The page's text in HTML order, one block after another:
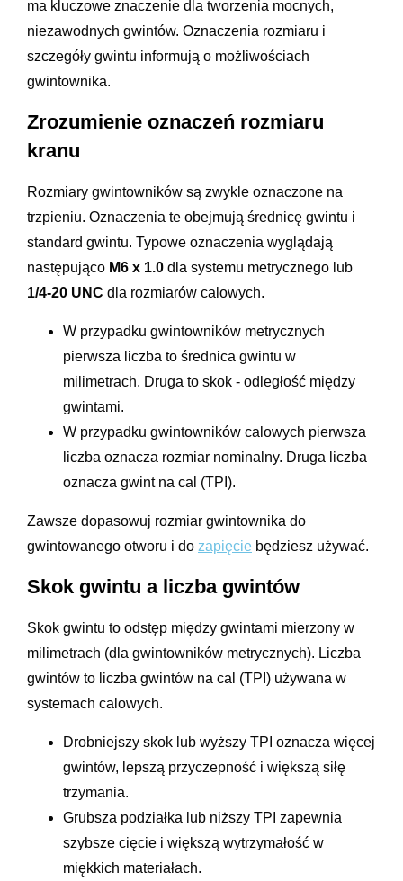
ma kluczowe znaczenie dla tworzenia mocnych,
niezawodnych gwintów. Oznaczenia rozmiaru i
szczegóły gwintu informują o możliwościach
gwintownika.
Zrozumienie oznaczeń rozmiaru
kranu
Rozmiary gwintowników są zwykle oznaczone na
trzpieniu. Oznaczenia te obejmują średnicę gwintu i
standard gwintu. Typowe oznaczenia wyglądają
następująco M6 x 1.0 dla systemu metrycznego lub
1/4-20 UNC dla rozmiarów calowych.
W przypadku gwintowników metrycznych
pierwsza liczba to średnica gwintu w
milimetrach. Druga to skok - odległość między
gwintami.
W przypadku gwintowników calowych pierwsza
liczba oznacza rozmiar nominalny. Druga liczba
oznacza gwint na cal (TPI).
Zawsze dopasowuj rozmiar gwintownika do
gwintowanego otworu i do zapięcie będziesz używać.
Skok gwintu a liczba gwintów
Skok gwintu to odstęp między gwintami mierzony w
milimetrach (dla gwintowników metrycznych). Liczba
gwintów to liczba gwintów na cal (TPI) używana w
systemach calowych.
Drobniejszy skok lub wyższy TPI oznacza więcej
gwintów, lepszą przyczepność i większą siłę
trzymania.
Grubsza podziałka lub niższy TPI zapewnia
szybsze cięcie i większą wytrzymałość w
miękkich materiałach.